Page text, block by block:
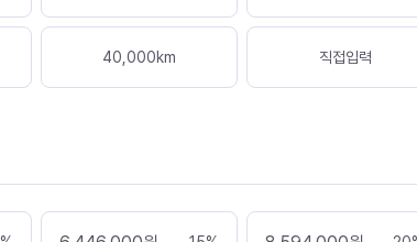
40,000km 직접입력